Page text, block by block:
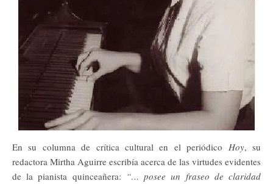
En su columna de crítica cultural en el periódico Hoy, su
redactora Mirtha Aguirre escribía acerca de las virtudes evidentes
de la pianista quinceañera: “… posee un fraseo de claridad